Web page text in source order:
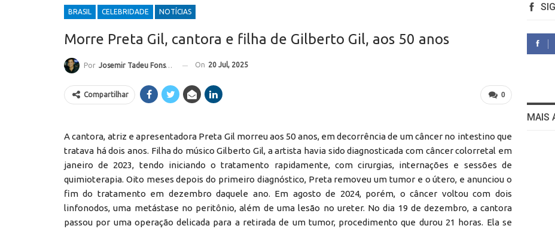
BRASIL CELEBRIDADE NOTÍCIAS
Morre Preta Gil, cantora e filha de Gilberto Gil, aos 50 anos
Por Josemir Tadeu Fonseca On 20 Jul, 2025
0
Compartilhar
A cantora, atriz e apresentadora Preta Gil morreu aos 50 anos, em decorrência de um câncer no intestino que
tratava há dois anos. Filha do músico Gilberto Gil, a artista havia sido diagnosticada com câncer colorretal em
janeiro de 2023, tendo iniciando o tratamento rapidamente, com cirurgias, internações e sessões de
quimioterapia. Oito meses depois do primeiro diagnóstico, Preta removeu um tumor e o útero, e anunciou o
fim do tratamento em dezembro daquele ano. Em agosto de 2024, porém, o câncer voltou com dois
linfonodos, uma metástase no peritônio, além de uma lesão no ureter. No dia 19 de dezembro, a cantora
passou por uma operação delicada para a retirada de um tumor, procedimento que durou 21 horas. Ela se
MAIS